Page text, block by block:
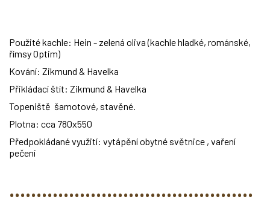
Použité kachle: Hein - zelená oliva (kachle hladké, románské,
římsy Optim)
Kování: Zikmund & Havelka
Přikládací štít: Zikmund & Havelka
Topeniště šamotové, stavěné.
Plotna: cca 780x550
Předpokládané využití: vytápění obytné světnice , vaření
pečení
.............................................